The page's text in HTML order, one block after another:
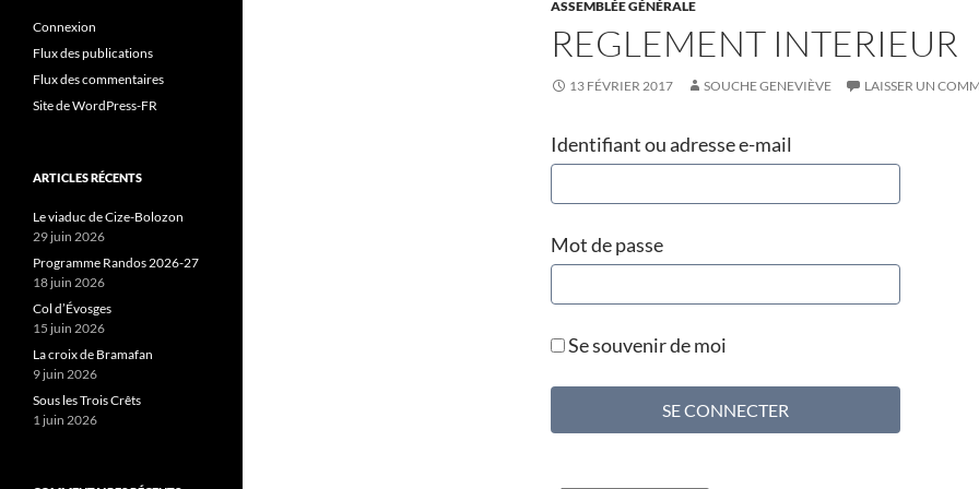
ASSEMBLÉE GÉNÉRALE
REGLEMENT INTERIEUR
13 FÉVRIER 2017 SOUCHE GENEVIÈVE LAISSER UN
Identifiant ou adresse e-mail
Mot de passe
Se souvenir de moi
Connexion
Flux des publications
Flux des commentaires
Site de WordPress-FR
ARTICLES RÉCENTS
Le viaduc de Cize-Bolozon
29 juin 2026
Programme Randos 2026-27
18 juin 2026
Col d’Évosges
15 juin 2026
La croix de Bramafan
9 juin 2026
Sous les Trois Crêts
1 juin 2026